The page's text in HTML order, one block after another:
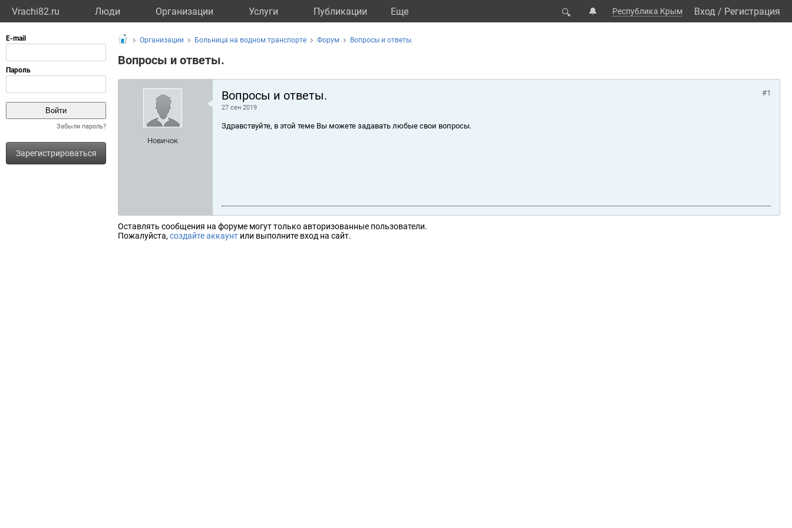
Vrachi82.ru Люди Организации Услуги Публикации Eще 🔍 🔔 Республика Крым Вход / Регистрация
Забыли пароль?
Зарегистрироваться
Организации Больница на водном транспорте Форум Вопросы и ответы.
Вопросы и ответы.
Новичок
Вопросы и ответы.
27 сен 2019
#1
Здравствуйте, в этой теме Вы можете задавать любые свои вопросы.
Оставлять сообщения на форуме могут только авторизованные пользователи.
Пожалуйста, создайте аккаунт или выполните вход на сайт.